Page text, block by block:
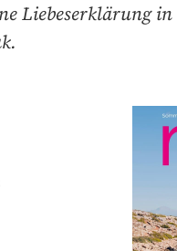
Liebeserklärung in